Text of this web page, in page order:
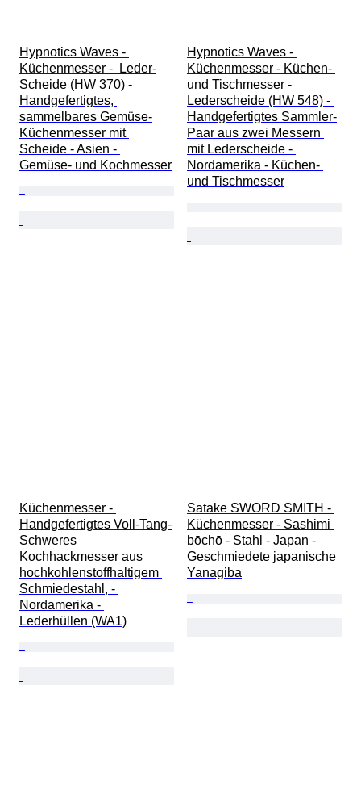
Hypnotics Waves -
Küchenmesser -  Leder-
Scheide (HW 370) -
Handgefertigtes,
sammelbares Gemüse-
Küchenmesser mit
Scheide - Asien -
Gemüse- und Kochmesser
Hypnotics Waves -
Küchenmesser - Küchen-
und Tischmesser -
Lederscheide (HW 548) -
Handgefertigtes Sammler-
Paar aus zwei Messern
mit Lederscheide -
Nordamerika - Küchen-
und Tischmesser
Küchenmesser -
Handgefertigtes Voll-Tang-
Schweres
Kochhackmesser aus
hochkohlenstoffhaltigem
Schmiedestahl, -
Nordamerika -
Lederhüllen (WA1)
Satake SWORD SMITH -
Küchenmesser - Sashimi
bōchō - Stahl - Japan -
Geschmiedete japanische
Yanagiba